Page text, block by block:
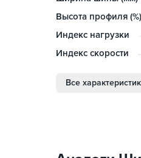
Высота профиля (%)
Индекс нагрузки
Индекс скорости
Все